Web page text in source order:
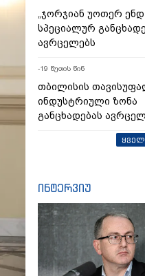
„ჯორჯიან უოთერ
სპეციალურ
ავრცელებს
-19 წუთის წინ
თბილისის
ინდუსტრიული ზონა
განცხადებას
ინტერვიუ